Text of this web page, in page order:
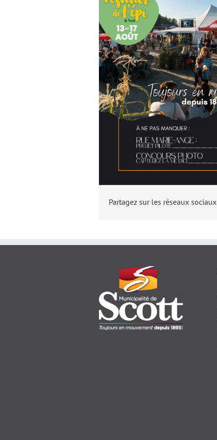
Partagez sur les réseaux sociaux